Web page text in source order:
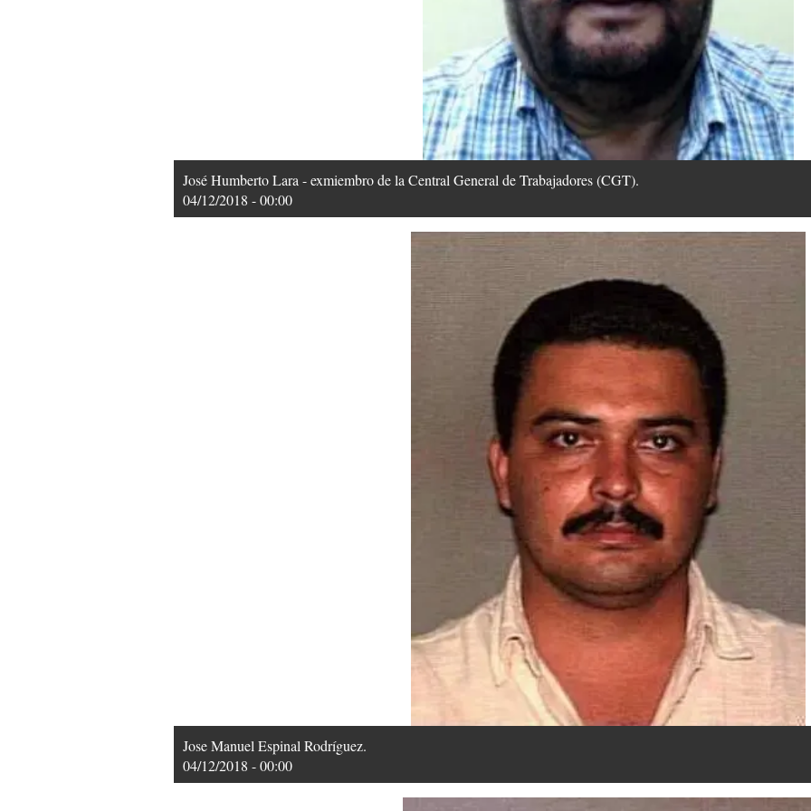
José Humberto Lara - exmiembro de la Central General de Trabajadores (CGT).
04/12/2018 - 00:00
Jose Manuel Espinal Rodríguez.
04/12/2018 - 00:00